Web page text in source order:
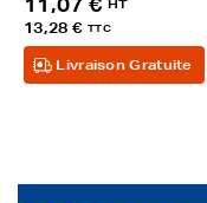
HT
13,28 € TTC
Livraison Gratuite